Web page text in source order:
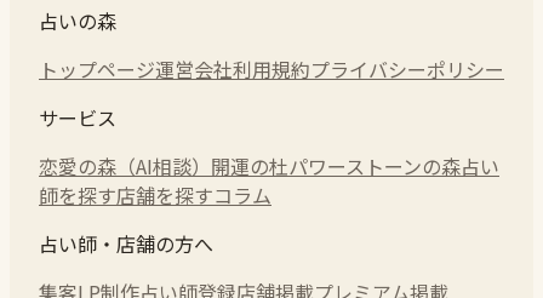
占いの森
トップページ運営会社利用規約プライバシーポリシー
サービス
恋愛の森（AI相談） 開運の杜パワーストーンの森占い
師を探す店舗を探すコラム
占い師・店舗の方へ
集客LP制作占い師登録店舗掲載プレミアム掲載